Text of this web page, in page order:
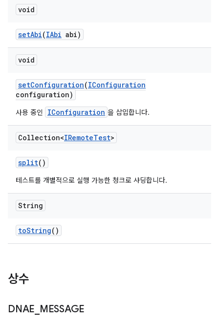
void
setAbi(IAbi abi)
void
setConfiguration(IConfiguration
configuration)
사용 중인 IConfiguration 을 삽입합니다.
Collection<IRemoteTest>
split()
테스트를 개별적으로 실행 가능한 청크로 샤딩합니다.
String
toString()
상수
DNAE MESSAGE